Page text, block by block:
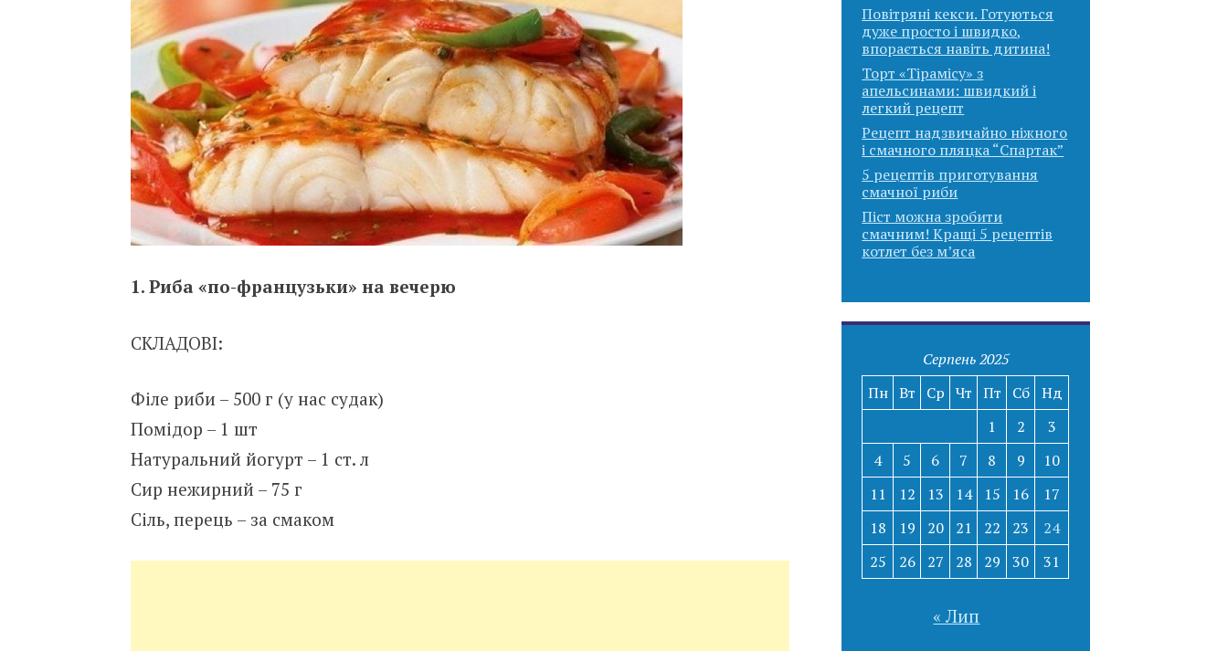
1. Риба «по-французьки» на вечерю
СКЛАДОВІ:
Філе риби – 500 г (у нас судак)
Помідор – 1 шт
Натуральний йогурт – 1 ст. л
Сир нежирний – 75 г
Сіль, перець – за смаком
Повітряні кекси. Готуються
дуже просто і швидко,
впорається навіть дитина!
Торт «Тірамісу» з
апельсинами: швидкий і
легкий рецепт
Рецепт надзвичайно ніжного
і смачного пляцка “Спартак”
5 рецептів приготування
смачної риби
Піст можна зробити
смачним! Кращі 5 рецептів
котлет без м’яса
Серпень 2025
Пн Вт Ср Чт Пт Сб Нд
1
2
3
4
5 6 7 8 9
10
11
12 13 14 15 16
17
18
19 20 21 22 23
24
25
26 27 28 29 30 31
« Лип